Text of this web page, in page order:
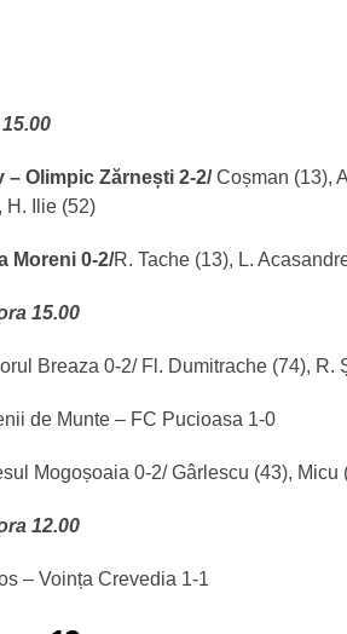
– Olimpic Zărnești 2-2/Coșman (13),
H. Ilie (52)
Moreni 0-2/R. Tache (13), L.
15.00
Breaza 0-2/ Fl. Dumitrache (74), R.
de Munte – FC Pucioasa 1-0
Mogoșoaia 0-2/ Gârlescu (43), Micu
12.00
– Voința Crevedia 1-1